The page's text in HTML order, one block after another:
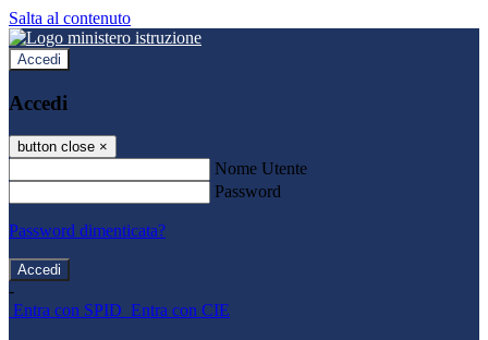
Salta al contenuto
Accedi
Accedi
button close ×
Nome Utente
Password
Password dimenticata?
-
Entra con SPID Entra con CIE